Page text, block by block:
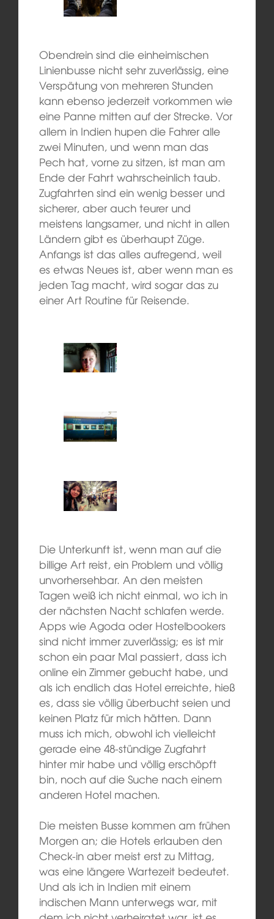
Obendrein sind die einheimischen
Linienbusse nicht sehr zuverlässig, eine
Verspätung von mehreren Stunden
kann ebenso jederzeit vorkommen wie
eine Panne mitten auf der Strecke. Vor
allem in Indien hupen die Fahrer alle
zwei Minuten, und wenn man das
Pech hat, vorne zu sitzen, ist man am
Ende der Fahrt wahrscheinlich taub.
Zugfahrten sind ein wenig besser und
sicherer, aber auch teurer und
meistens langsamer, und nicht in allen
Ländern gibt es überhaupt Züge.
Anfangs ist das alles aufregend, weil
es etwas Neues ist, aber wenn man es
jeden Tag macht, wird sogar das zu
einer Art Routine für Reisende.
Die Unterkunft ist, wenn man auf die
billige Art reist, ein Problem und völlig
unvorhersehbar. An den meisten
Tagen weiß ich nicht einmal, wo ich in
der nächsten Nacht schlafen werde.
Apps wie Agoda oder Hostelbookers
sind nicht immer zuverlässig; es ist mir
schon ein paar Mal passiert, dass ich
online ein Zimmer gebucht habe, und
als ich endlich das Hotel erreichte, hieß
es, dass sie völlig überbucht seien und
keinen Platz für mich hätten. Dann
muss ich mich, obwohl ich vielleicht
gerade eine 48-stündige Zugfahrt
hinter mir habe und völlig erschöpft
bin, noch auf die Suche nach einem
anderen Hotel machen.
Die meisten Busse kommen am frühen
Morgen an; die Hotels erlauben den
Check-in aber meist erst zu Mittag,
was eine längere Wartezeit bedeutet.
Und als ich in Indien mit einem
indischen Mann unterwegs war, mit